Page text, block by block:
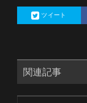
ツイート
関連記事